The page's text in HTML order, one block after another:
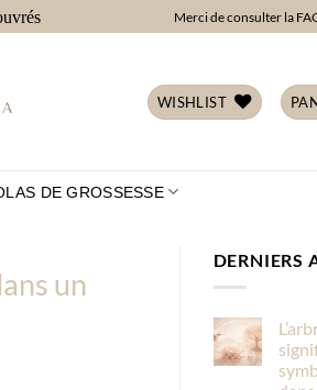
Merci de consulter la
WISHLIST
DE GROSSESSE
un
DERNIERS